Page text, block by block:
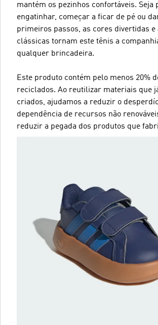
mantém os pezinhos confortáveis. Seja
engatinhar, começar a ficar de pé ou
primeiros passos, as cores divertidas e
clássicas tornam este tênis a
qualquer brincadeira.
Este produto contém pelo menos 20%
reciclados. Ao reutilizar materiais que
criados, ajudamos a reduzir o
dependência de recursos não
reduzir a pegada dos produtos que